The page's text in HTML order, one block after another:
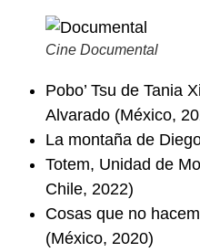
Cine Documental
Pobo’ Tsu de Tania
Alvarado (México,
La montaña de
Totem, Unidad de
Chile, 2022)
Cosas que no
(México, 2020)